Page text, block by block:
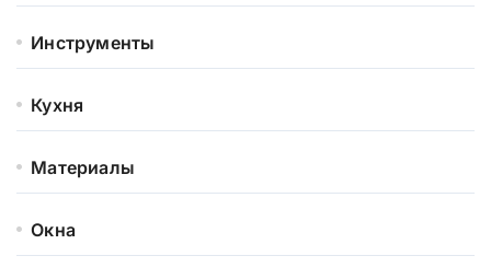
Инструменты
Кухня
Материалы
Окна